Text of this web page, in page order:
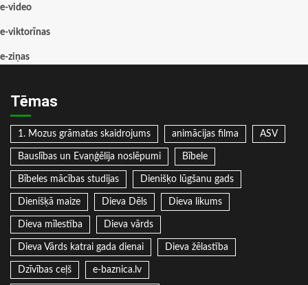
e-video
e-viktorīnas
e-ziņas
Tēmas
1. Mozus grāmatas skaidrojums animācijas filma ASV
Bauslības un Evaņģēlija noslēpumi Bībele
Bībeles mācības studijas Dienišķo lūgšanu gads
Dienišķā maize Dieva Dēls Dieva likums
Dieva mīlestība Dieva vārds
Dieva Vārds katrai gada dienai Dieva žēlastība
Dzīvības ceļš e-baznica.lv